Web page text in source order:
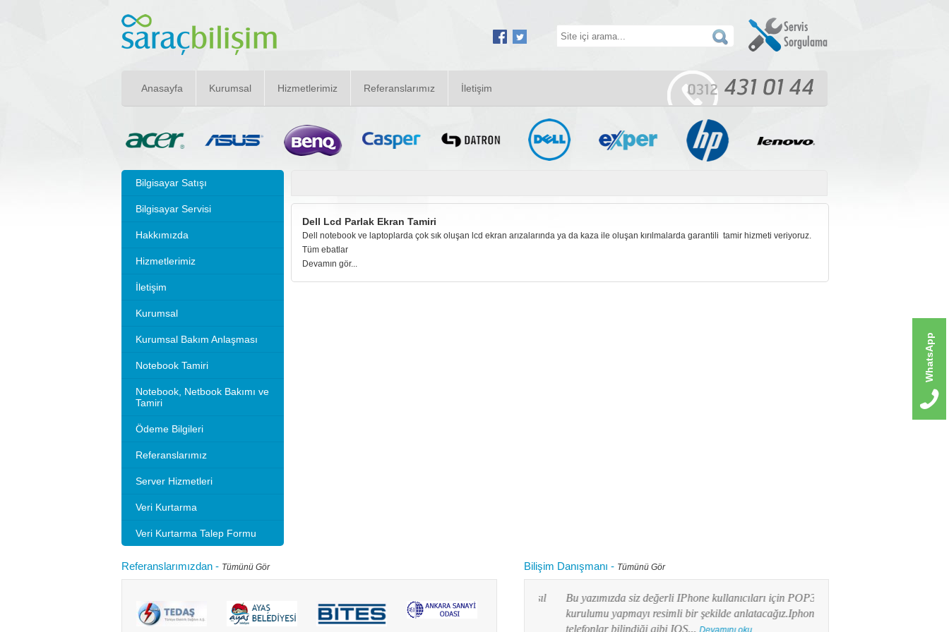
Anasayfa Kurumsal Hizmetlerimiz Referanslarımız İletişim
Bilgisayar Satışı
Bilgisayar Servisi
Hakkımızda
Hizmetlerimiz
İletişim
Kurumsal
Kurumsal Bakım Anlaşması
Notebook Tamiri
Notebook, Netbook Bakımı ve
Tamiri
Ödeme Bilgileri
Referanslarımız
Server Hizmetleri
Veri Kurtarma
Veri Kurtarma Talep Formu
Dell Lcd Parlak Ekran Tamiri
Dell notebook ve laptoplarda çok sık oluşan lcd ekran arızalarında ya da kaza ile oluşan kırılmalarda garantili tamir hizmeti veriyoruz.
Tüm ebatlar
Devamın gör...
Referanslarımızdan - Tümünü Gör Bilişim Danışmanı - Tümünü Gör
sürümleri de benzer ayarlar ile
Resimlerin üzerine tıklay...
hızlandırırım" diye aklınızdan zaman zaman bu soru
Bu yazımızda siz değerli IPhone kullanıcıları için POP3 mail
kurulumu yapmayı resimli bir şekilde anlatacağız.Iphone
telefonlar bilindiği gibi IOS...Devamını oku...
WhatsApp